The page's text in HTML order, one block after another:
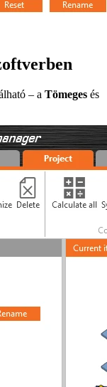
– a Tömeges és